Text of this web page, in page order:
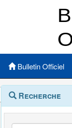
Bulletin Officiel
Navigation
et
outils
annexes
Menu
contextuel
Recherche